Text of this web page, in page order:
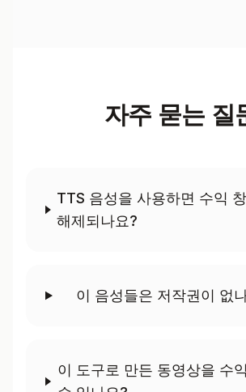
자주 묻는 질
TTS 음성을 사용하면 수익
해제되나요?
이 음성들은 저작권이 없
이 도구로 만든 동영상을 수